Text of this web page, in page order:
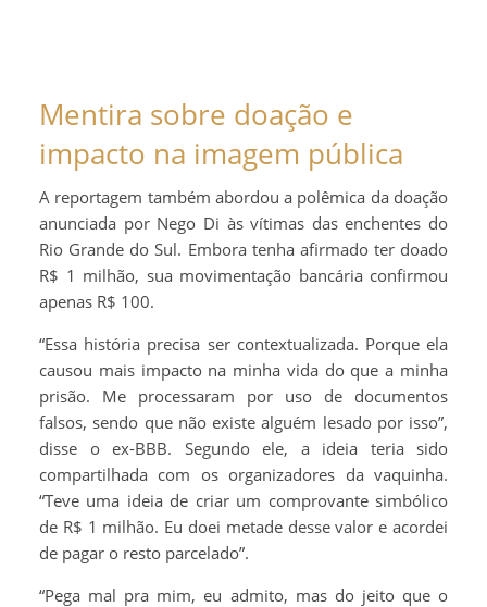
Mentira sobre doação e
impacto na imagem pública
A reportagem também abordou a polêmica da doação
anunciada por Nego Di às vítimas das enchentes do
Rio Grande do Sul. Embora tenha afirmado ter doado
R$ 1 milhão, sua movimentação bancária confirmou
apenas R$ 100.
“Essa história precisa ser contextualizada. Porque ela
causou mais impacto na minha vida do que a minha
prisão. Me processaram por uso de documentos
falsos, sendo que não existe alguém lesado por isso”,
disse o ex-BBB. Segundo ele, a ideia teria sido
compartilhada com os organizadores da vaquinha.
“Teve uma ideia de criar um comprovante simbólico
de R$ 1 milhão. Eu doei metade desse valor e acordei
de pagar o resto parcelado”.
“Pega mal pra mim, eu admito, mas do jeito que o